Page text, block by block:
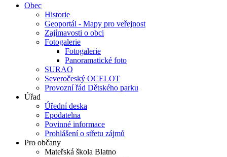
Obec
Historie
Geoportál - Mapy pro veřejnost
Zajímavosti o obci
Fotogalerie
Fotogalerie
Panoramatické foto
SURAO
Severočeský OCELOT
Provozní řád Dětského parku
Úřad
Úřední deska
Epodatelna
Povinné informace
Prohlášení o střetu zájmů
Pro občany
Mateřská škola Blatno